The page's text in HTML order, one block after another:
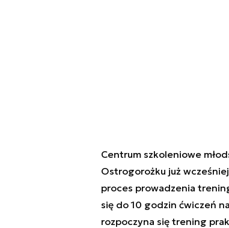
Centrum szkoleniowe
Ostrogorożku już
proces prowadzenia
się do 10 godzin ćwiczeń
rozpoczyna się trening